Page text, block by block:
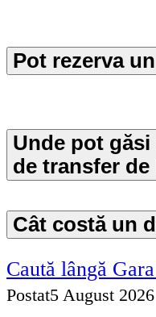
Pot rezerva
Unde pot
de transfer
Cât costă un
Caută lângă
Postat5 August 2026